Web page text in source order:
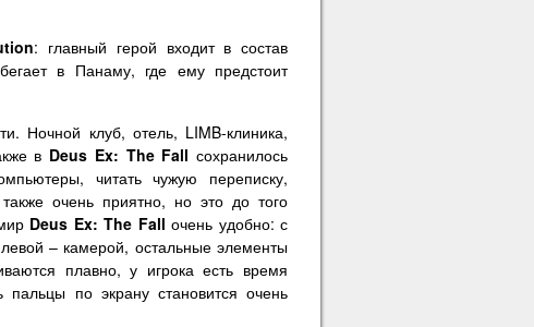
: главный герой входит в состав
в Панаму, где ему предстоит
Ночной клуб, отель, LIMB-клиника,
в Deus Ex: The Fall сохранилось
читать чужую переписку,
очень приятно, но это до того
Deus Ex: The Fall очень удобно: с
– камерой, остальные элементы
плавно, у игрока есть время
по экрану становится очень